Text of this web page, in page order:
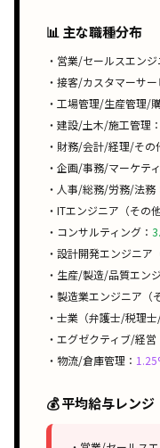
📊 主な職種分布
・営業/セールスエンジ
・接客/カスタマーサ
・工場管理/生産管理/
・建設/土木/施工管理：
・財務/会計/経理/その
・企画/事務/マーケテ
・人事/総務/労務/法務
・ITエンジニア（その
・コンサルティング：
・設計開発エンジニ
・生産/製造/品質エン
・製造業エンジニア（
・士業（弁護士/税理
・エグゼクティブ/経営
・物流/倉庫管理：
💰 平均給与レンジ